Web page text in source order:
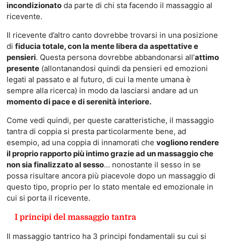
incondizionatoda parte di chi sta facendo il massaggio al
ricevente.
Il ricevente d’altro canto dovrebbe trovarsi in una posizione
di fiducia totale, con la mente libera da aspettative e
pensieri. Questa persona dovrebbe abbandonarsi all’attimo
presente(allontanandosi quindi da pensieri ed emozioni
legati al passato e al futuro, di cui la mente umana è
sempre alla ricerca) in modo da lasciarsi andare ad un
momento di pace e di serenità interiore.
Come vedi quindi, per queste caratteristiche, il massaggio
tantra di coppia si presta particolarmente bene, ad
esempio, ad una coppia di innamorati che vogliono rendere
il proprio rapporto più intimo grazie ad un massaggio che
non sia finalizzato al sesso… nonostante il sesso in se
possa risultare ancora più piacevole dopo un massaggio di
questo tipo, proprio per lo stato mentale ed emozionale in
cui si porta il ricevente.
I principi del massaggio tantra
Il massaggio tantrico ha 3 principi fondamentali su cui si